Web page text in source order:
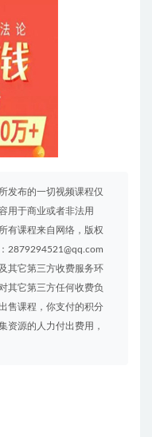
发布的一切视频课程仅
用于商业或者非法用
有课程来自网络，版权
2879294521@qq.com
其它第三方收费服务环
其它第三方任何收费负
售课程，你支付的积分
资源的人力付出费用，